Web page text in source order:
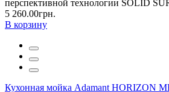
перспективной технологии SOLID
5 260.00грн.
В корзину
Кухонная мойка Adamant HORIZON